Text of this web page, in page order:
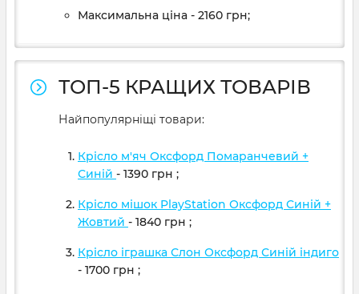
Максимальна ціна - 2160 грн;
ТОП-5 КРАЩИХ ТОВАРІВ
Найпопулярніщі товари:
Крісло м'яч Оксфорд Помаранчевий +
Синій - 1390 грн ;
Крісло мішок PlayStation Оксфорд Синій +
Жовтий - 1840 грн ;
Крісло іграшка Слон Оксфорд Синій індиго
- 1700 грн ;